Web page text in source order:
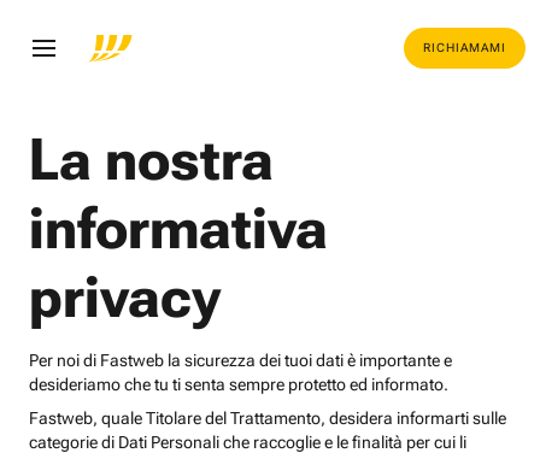
RICHIAMAMI
La nostra
informativa
privacy
Per noi di Fastweb la sicurezza dei tuoi dati è importante e
desideriamo che tu ti senta sempre protetto ed informato.
Fastweb, quale Titolare del Trattamento, desidera informarti sulle
categorie di Dati Personali che raccoglie e le finalità per cui li